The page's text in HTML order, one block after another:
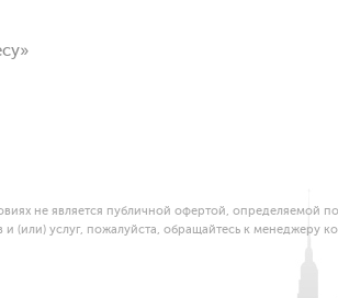
не является публичной офертой, определяемой
(или) услуг, пожалуйста, обращайтесь к